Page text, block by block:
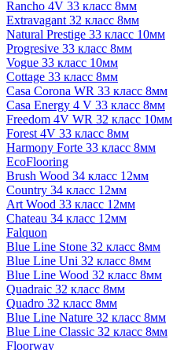
Rancho 4V 33 класс 8мм
Extravagant 32 класс 8мм
Natural Prestige 33 класс 10мм
Progresive 33 класс 8мм
Vogue 33 класс 10мм
Cottage 33 класс 8мм
Casa Corona WR 33 класс 8мм
Casa Energy 4 V 33 класс 8мм
Freedom 4V WR 32 класс 10мм
Forest 4V 33 класс 8мм
Harmony Forte 33 класс 8мм
EcoFlooring
Brush Wood 34 класс 12мм
Country 34 класс 12мм
Art Wood 33 класс 12мм
Chateau 34 класс 12мм
Falquon
Blue Line Stone 32 класс 8мм
Blue Line Uni 32 класс 8мм
Blue Line Wood 32 класс 8мм
Quadraic 32 класс 8мм
Quadro 32 класс 8мм
Blue Line Nature 32 класс 8мм
Blue Line Classic 32 класс 8мм
Floorway